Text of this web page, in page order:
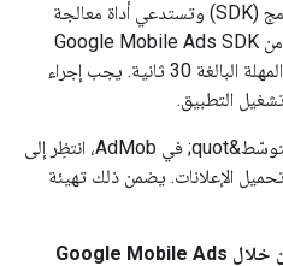
تُعدّ هذه الطريقة حزمة تطوير البرامج (SDK) وتستدعي أداة معالجة
Google Mobile Ads SDK
والمحوّل، أو بعد انتهاء المهلة البالغة 30 ثانية. يجب إجراء
التطبيق.
في حال استخدامك ميزة &quot;التوسّط&quot; في AdMob، انتظِر إلى
الإعلانات. يضمن ذلك تهيئة
Google Mobile Ads